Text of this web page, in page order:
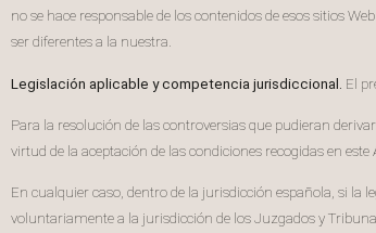
no se hace responsable de los contenidos de esos sitios
ser diferentes a la nuestra.
Legislación aplicable y competencia jurisdiccional. El
Para la resolución de las controversias que pudieran
virtud de la aceptación de las condiciones recogidas en
En cualquier caso, dentro de la jurisdicción española, si la
voluntariamente a la jurisdicción de los Juzgados y